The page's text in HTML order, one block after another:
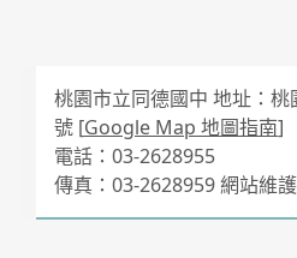
桃園市立同德國中 地址：
號 [Google Map 地圖指南]
電話：03-2628955
傳真：03-2628959 網站維